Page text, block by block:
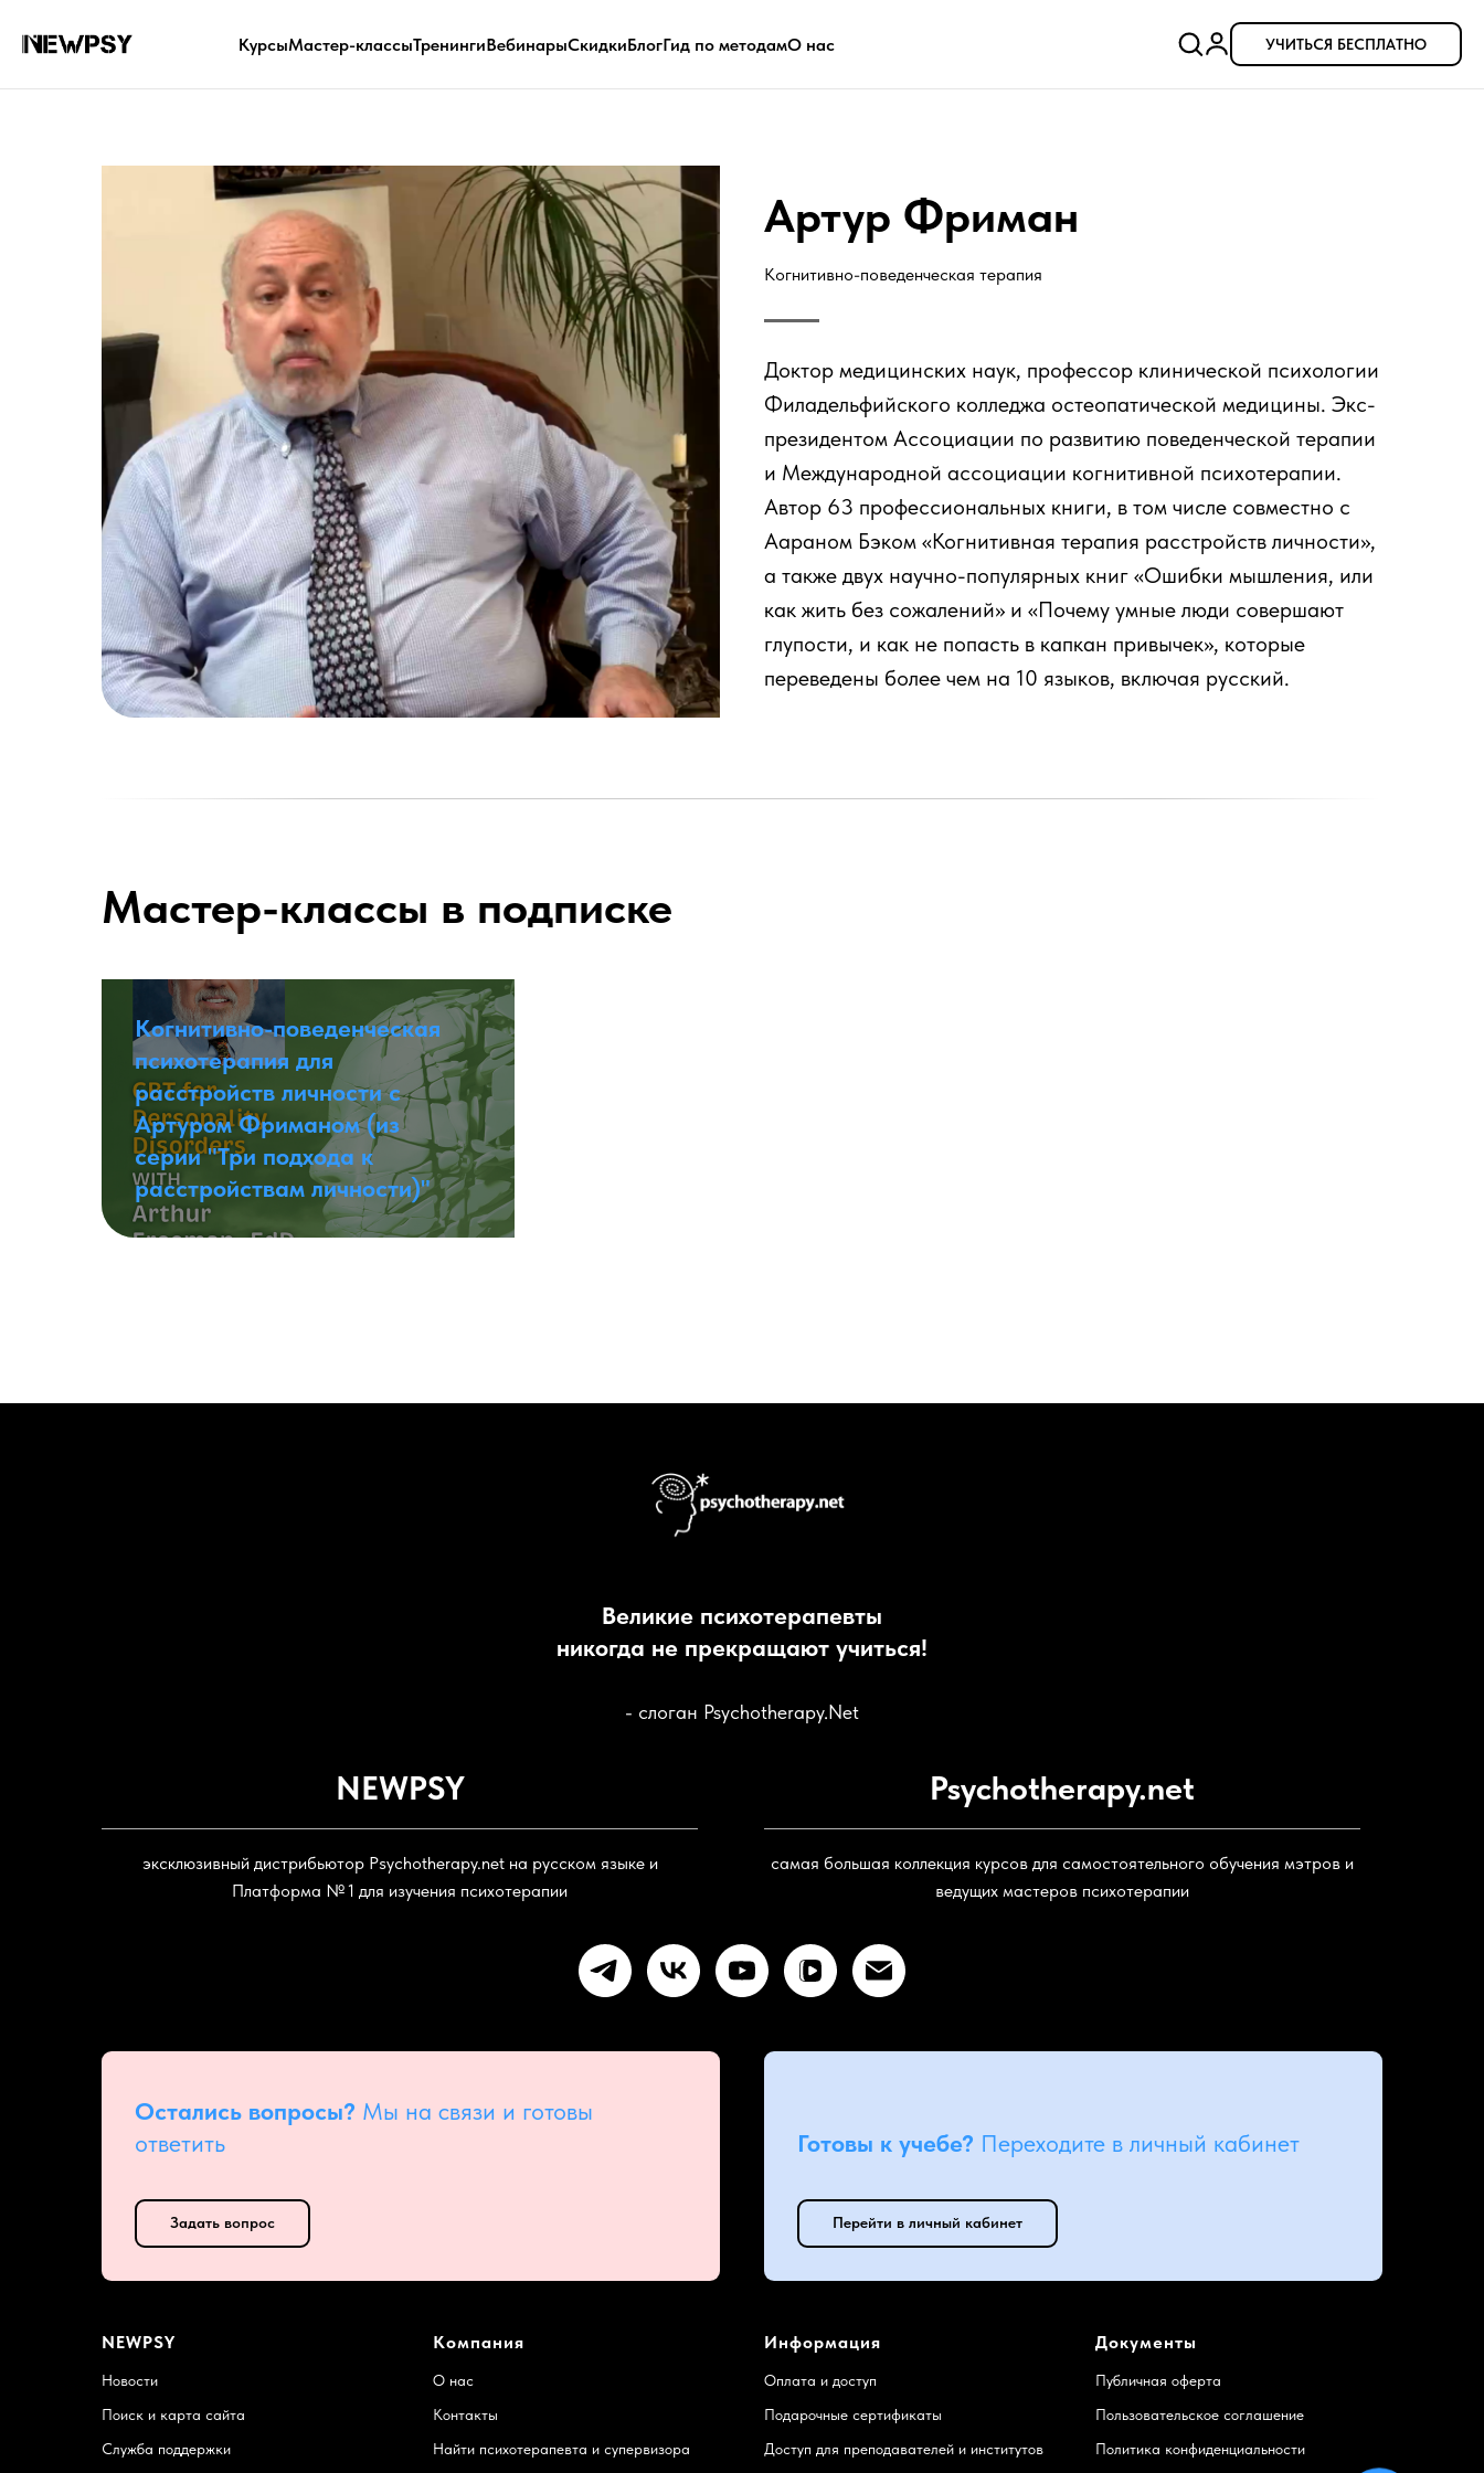
КурсыМастер-классыТренингиВебинарыСкидкиБлогГид по методамО нас УЧИТЬСЯ БЕСПЛАТНО
Артур Фриман
Когнитивно-поведенческая терапия
Доктор медицинских наук, профессор клинической психологии
Филадельфийского колледжа остеопатической медицины. Экс-
президентом Ассоциации по развитию поведенческой терапии
и Международной ассоциации когнитивной психотерапии.
Автор 63 профессиональных книги, в том числе совместно с
Аараном Бэком «Когнитивная терапия расстройств личности»,
а также двух научно-популярных книг «Ошибки мышления, или
как жить без сожалений» и «Почему умные люди совершают
глупости, и как не попасть в капкан привычек», которые
переведены более чем на 10 языков, включая русский.
Мастер-классы в подписке
Когнитивно-поведенческая
психотерапия для
расстройств личности с
Артуром Фриманом (из
серии "Три подхода к
расстройствам личности)"
Великие психотерапевты
никогда не прекращают учиться!
- cлоган Psychotherapy.Net
NEWPSY
эксклюзивный дистрибьютор Psychotherapy.net на русском языке и
Платформа № 1 для изучения психотерапии
Psychotherapy.net
самая большая коллекция курсов для самостоятельного обучения мэтров и
ведущих мастеров психотерапии
Остались вопросы? Мы на связи и готовы
ответить
Задать вопрос
Готовы к учебе? Переходите в личный кабинет
Перейти в личный кабинет
NEWPSY
Новости
Поиск и карта сайта
Служба поддержки
Компания
О нас
Контакты
Найти психотерапевта и супервизора
Информация
Оплата и доступ
Подарочные сертификаты
Доступ для преподавателей и институтов
Документы
Публичная оферта
Пользовательское соглашение
Политика конфиденциальности